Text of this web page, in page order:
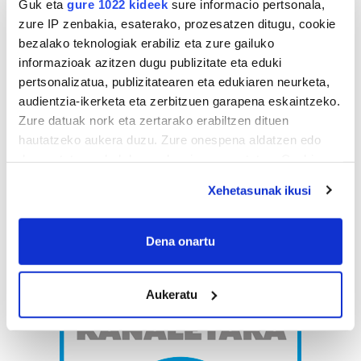
Guk eta gure 1022 kideek sure informacio pertsonala,
zure IP zenbakia, esaterako, prozesatzen ditugu, cookie
bezalako teknologiak erabiliz eta zure gailuko
informazioak azitzen dugu publizitate eta eduki
pertsonalizatua, publizitatearen eta edukiaren neurketa,
audientzia-ikerketa eta zerbitzuen garapena eskaintzeko.
Zure datuak nork eta zertarako erabiltzen dituen
hautatzeko aukera duzu. Zure onespena aldatzen edo
If you allow, we would also like to:
Collect information about your geographical
meters
Identify your device by actively scanning it for
specific characteristics (fingerprinting)
Find out more about how your personal data is processed
and set your preferences in thedetails section
Xehetasunak ikusi
Dena onartu
Aukeratu